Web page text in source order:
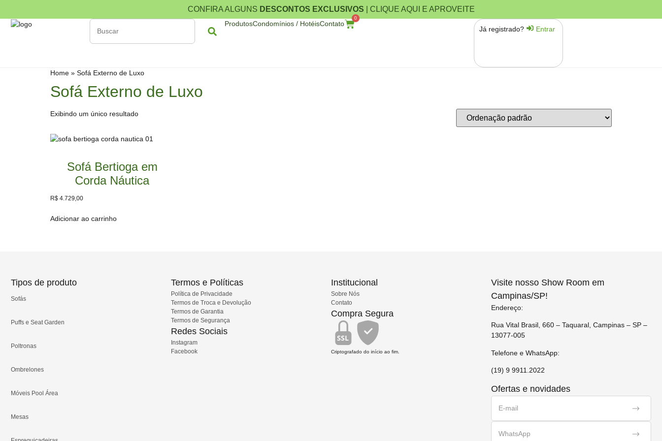
CONFIRA ALGUNS DESCONTOS EXCLUSIVOS | CLIQUE AQUI E APROVEITE
ProdutosCondomínios / HotéisContato
0
Já registrado? Entrar
Home » Sofá Externo de Luxo
Sofá Externo de Luxo
Exibindo um único resultado
Sofá Bertioga em
Corda Náutica
R$ 4.729,00
Adicionar ao carrinho
Tipos de produto
Sofás
Puffs e Seat Garden
Poltronas
Ombrelones
Móveis Pool Área
Mesas
Termos e Políticas
Política de Privacidade
Termos de Troca e Devolução
Termos de Garantia
Termos de Segurança
Redes Sociais
Instagram
Facebook
Institucional
Sobre Nós
Contato
Compra Segura
SSL
Criptografado do início ao fim.
Visite nosso Show Room em
Campinas/SP!
Endereço:
Rua Vital Brasil, 660 – Taquaral, Campinas – SP –
13077-005
Telefone e WhatsApp:
(19) 9 9911.2022
Ofertas e novidades